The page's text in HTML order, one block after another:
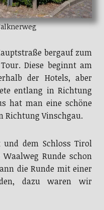
bergauf zum
Diese beginnt am
der Hotels, aber
entlang in Richtung
hat man eine schöne
Richtung Vinschgau.
und dem Schloss Tirol
Runde schon
die Runde mit einer
dazu waren wir